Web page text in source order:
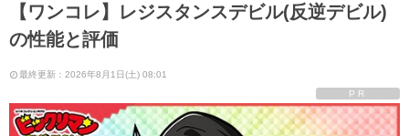
【ワンコレ】レジスタンスデビル(反逆デビル)
の性能と評価
最終更新：2026年8月1日(土) 08:01
PR